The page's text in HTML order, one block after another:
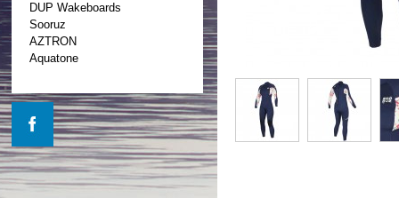
DUP Wakeboards
Sooruz
AZTRON
Aquatone